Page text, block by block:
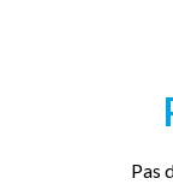
Pas